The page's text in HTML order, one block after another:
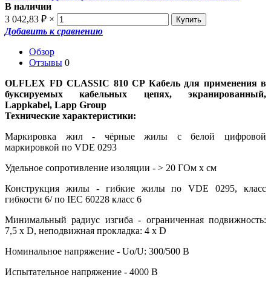
В наличии
3 042,83 ₽ ×
Добавить к сравнению
Обзор
Отзывы 0
OLFLEX FD CLASSIC 810 CP Кабель для применения в
буксируемых кабельных цепях, экранированный,
Lappkabel, Lapp Group
Технические характеристики:
Маркировка жил - чёрные жилы с белой цифровой
маркировкой по VDE 0293
Удельное сопротивление изоляции - > 20 ГОм х см
Конструкция жилы - гибкие жилы по VDE 0295, класс
гибкости 6/ по IEC 60228 класс 6
Минимальный радиус изгиба - ограниченная подвижность:
7,5 х D, неподвижная прокладка: 4 х D
Номинальное напряжение - Uo/U: 300/500 В
Испытательное напряжение - 4000 В